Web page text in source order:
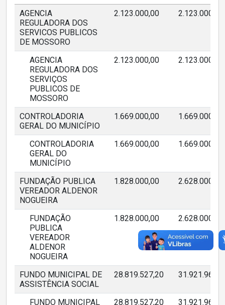
AGENCIA
REGULADORA DOS
SERVICOS PUBLICOS
DE MOSSORO
2.123.000,00 2.123.000,00
AGENCIA
REGULADORA DOS
SERVIÇOS
PUBLICOS DE
MOSSORO
2.123.000,00 2.123.000,00
CONTROLADORIA
GERAL DO MUNICÍPIO
1.669.000,00 1.669.000,00
CONTROLADORIA
GERAL DO
MUNICÍPIO
1.669.000,00 1.669.000,00
FUNDAÇÃO PUBLICA
VEREADOR ALDENOR
NOGUEIRA
1.828.000,00 2.628.000,00
FUNDAÇÃO
PUBLICA
VEREADOR
ALDENOR
NOGUEIRA
1.828.000,00 2.628.000,00
FUNDO MUNICIPAL DE
ASSISTÊNCIA SOCIAL
28.819.527,20
FUNDO MUNICIPAL 28.819.527,20